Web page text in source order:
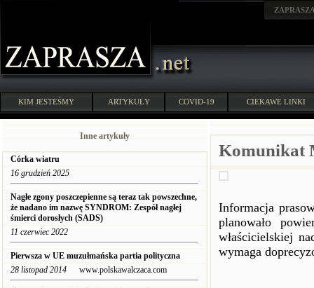
KIM JESTEŚMY ARTYKUŁY COVID-19 CIEKAWE LINKI
Inne artykuły
Córka wiatru
16 grudzień 2025
Nagłe zgony poszczepienne są teraz tak powszechne,
że nadano im nazwę SYNDROM: Zespół nagłej
śmierci dorosłych (SADS)
11 czerwiec 2022
Pierwsza w UE muzułmańska partia polityczna
28 listopad 2014 www.polskawalczaca.com
Komunikat
Informacja
planowało
właścicielskiej
wymaga